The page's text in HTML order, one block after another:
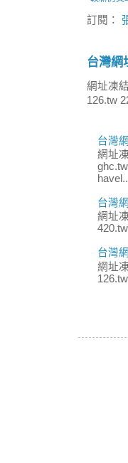
訂閱：
台灣網
網址凍
126.tw
台灣
網址
台灣
網址
台灣
網址